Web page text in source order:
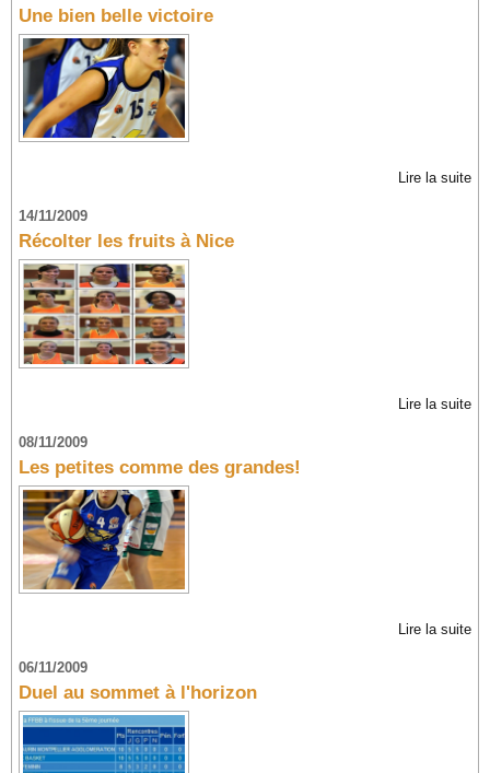
Une bien belle victoire
Lire la suite
14/11/2009
Récolter les fruits à Nice
Lire la suite
08/11/2009
Les petites comme des grandes!
Lire la suite
06/11/2009
Duel au sommet à l'horizon